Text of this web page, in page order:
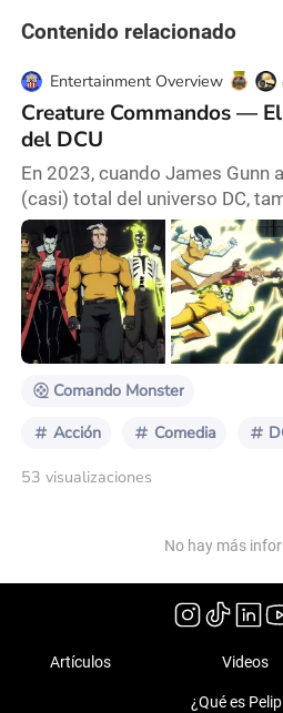
Contenido relacionado
Entertainment Overview
Creature Commandos —
del DCU
En 2023, cuando James Gunn
(casi) total del universo DC,
producciones fílmicas y
el pilar de toda esta nueva
primera de todas estas en
animada Creature
mucho la atención, más allá de
que los actores de voz
Comando Monster
Acción Comedia
53 visualizaciones
No hay más
Artículos Videos
¿Qué es